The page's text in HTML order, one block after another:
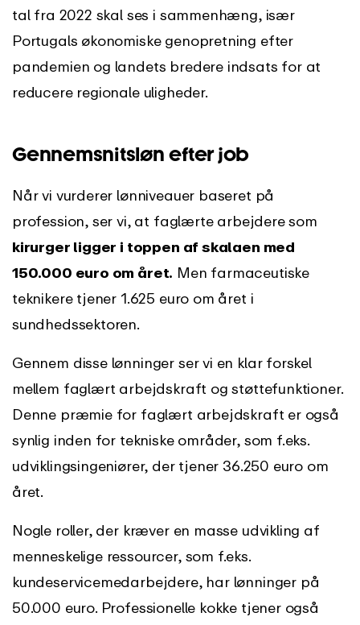
tal fra 2022 skal ses i sammenhæng, især
Portugals økonomiske genopretning efter
pandemien og landets bredere indsats for at
reducere regionale uligheder.
Gennemsnitsløn efter job
Når vi vurderer lønniveauer baseret på
profession, ser vi, at faglærte arbejdere som
kirurger ligger i toppen af skalaen med
150.000 euro om året. Men farmaceutiske
teknikere tjener 1.625 euro om året i
sundhedssektoren.
Gennem disse lønninger ser vi en klar forskel
mellem faglært arbejdskraft og støttefunktioner.
Denne præmie for faglært arbejdskraft er også
synlig inden for tekniske områder, som f.eks.
udviklingsingeniører, der tjener 36.250 euro om
året.
Nogle roller, der kræver en masse udvikling af
menneskelige ressourcer, som f.eks.
kundeservicemedarbejdere, har lønninger på
50.000 euro. Professionelle kokke tjener også